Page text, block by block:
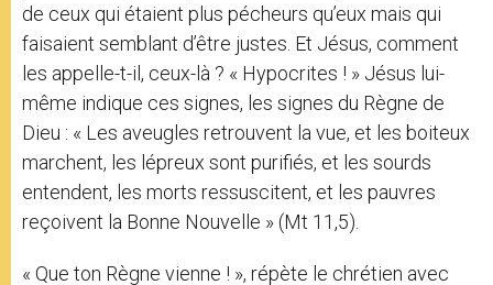
de ceux qui étaient plus pécheurs qu’eux mais qui
faisaient semblant d’être justes. Et Jésus, comment
les appelle-t-il, ceux-là ? « Hypocrites ! » Jésus lui-
même indique ces signes, les signes du Règne de
Dieu : « Les aveugles retrouvent la vue, et les boiteux
marchent, les lépreux sont purifiés, et les sourds
entendent, les morts ressuscitent, et les pauvres
reçoivent la Bonne Nouvelle » (Mt 11,5).
« Que ton Règne vienne ! », répète le chrétien avec